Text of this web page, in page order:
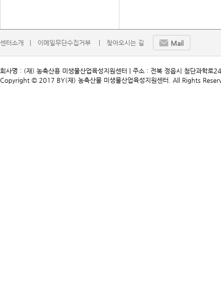
센터소개   | 이메일무단수집거부    | 찾아오시는 길 Mail
회사명 : (재) 농축산용 미생물산업육성지원센터 | 주소 : 전북 정읍시 첨단과
Copyright © 2017 BY(재) 농축산물 미생물산업육성지원센터. All Rights